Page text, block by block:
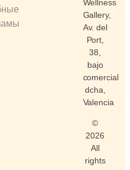
Wellness
Gallery,
Av. del
Port,
38,
bajo
comercial
dcha,
Valencia
©
2026
All
rights